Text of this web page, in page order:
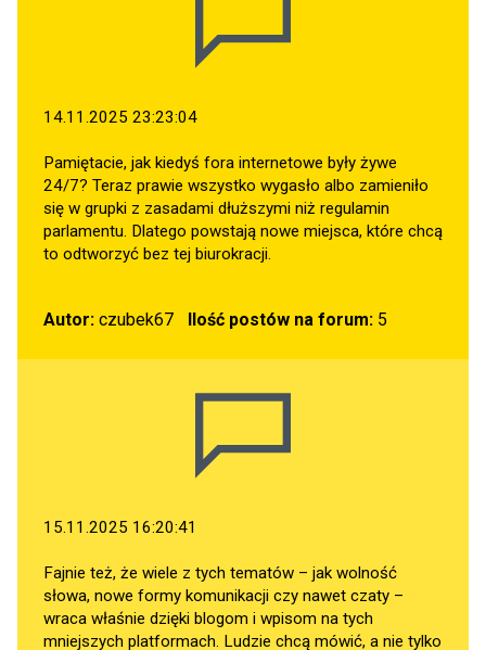
14.11.2025 23:23:04
Pamiętacie, jak kiedyś fora internetowe były żywe
24/7? Teraz prawie wszystko wygasło albo zamieniło
się w grupki z zasadami dłuższymi niż regulamin
parlamentu. Dlatego powstają nowe miejsca, które chcą
to odtworzyć bez tej biurokracji.
Autor: czubek67 Ilość postów na forum:5
15.11.2025 16:20:41
Fajnie też, że wiele z tych tematów – jak wolność
słowa, nowe formy komunikacji czy nawet czaty –
wraca właśnie dzięki blogom i wpisom na tych
mniejszych platformach. Ludzie chcą mówić, a nie tylko